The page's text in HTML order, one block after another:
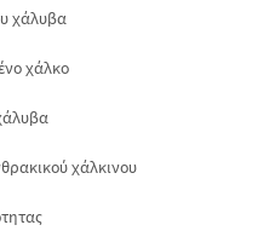
χάλυβα
χάλκο
χάλκινου